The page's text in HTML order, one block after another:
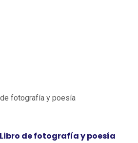
de fotografía y poesía